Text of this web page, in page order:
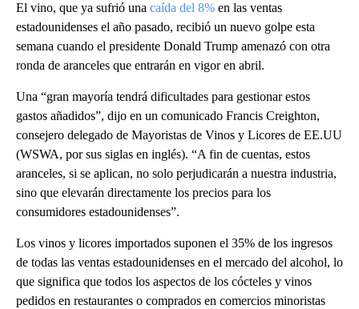
El vino, que ya sufrió una caída del 8% en las ventas
estadounidenses el año pasado, recibió un nuevo golpe esta
semana cuando el presidente Donald Trump amenazó con otra
ronda de aranceles que entrarán en vigor en abril.
Una “gran mayoría tendrá dificultades para gestionar estos
gastos añadidos”, dijo en un comunicado Francis Creighton,
consejero delegado de Mayoristas de Vinos y Licores de EE.UU
(WSWA, por sus siglas en inglés). “A fin de cuentas, estos
aranceles, si se aplican, no solo perjudicarán a nuestra industria,
sino que elevarán directamente los precios para los
consumidores estadounidenses”.
Los vinos y licores importados suponen el 35% de los ingresos
de todas las ventas estadounidenses en el mercado del alcohol, lo
que significa que todos los aspectos de los cócteles y vinos
pedidos en restaurantes o comprados en comercios minoristas